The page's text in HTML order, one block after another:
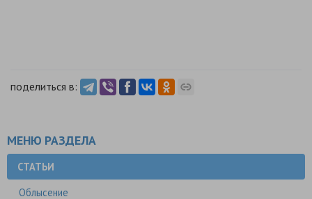
поделиться в:
МЕНЮ РАЗДЕЛА
СТАТЬИ
Облысение